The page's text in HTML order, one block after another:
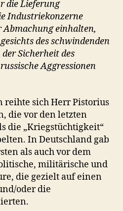
die Lieferung
Industriekonzerne
Abmachung einhalten,
des schwindenden
Sicherheit des
Aggressionen
reihte sich Herr Pistorius
die vor den letzten
die „Kriegstüchtigkeit“
In Deutschland gab
als auch vor dem
militärische und
die gezielt auf einen
oder die